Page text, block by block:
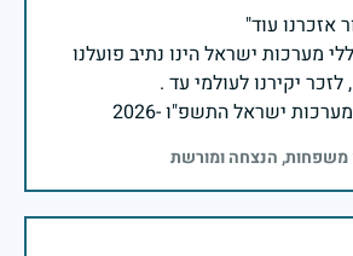
מערכות ישראל הינו נתיב פועלנו
ישראל התשפ"ו -2026
משפחות, הנצחה ומורשת